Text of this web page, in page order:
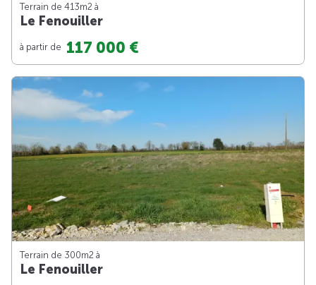
Terrain de 413m2 à
Le Fenouiller
à partir de 117 000 €
Terrain de 300m2 à
Le Fenouiller